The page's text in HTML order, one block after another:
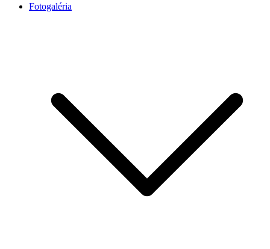
Fotogaléria